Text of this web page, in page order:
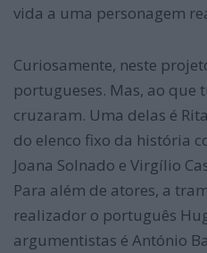
vida a uma personagem
Curiosamente, neste
portugueses. Mas, ao que
cruzaram. Uma delas é
do elenco fixo da história
Joana Solnado e Virgílio
Para além de atores, a
realizador o português
argumentistas é António